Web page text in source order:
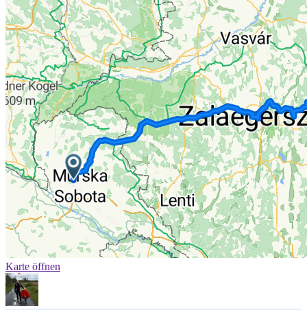
Karte öffnen